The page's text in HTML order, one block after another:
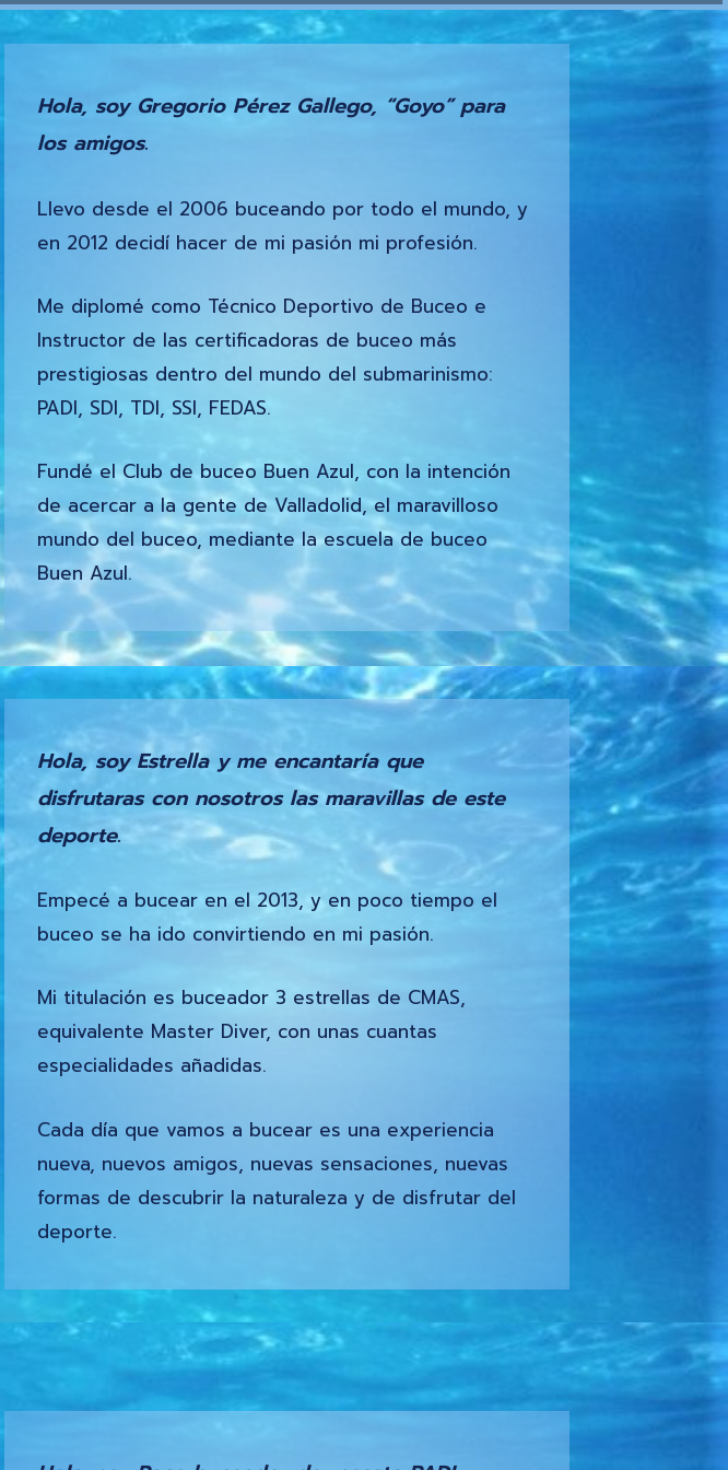
Hola, soy Gregorio Pérez Gallego, “Goyo” para
los amigos.
Llevo desde el 2006 buceando por todo el mundo, y
en 2012 decidí hacer de mi pasión mi profesión.
Me diplomé como Técnico Deportivo de Buceo e
Instructor de las certificadoras de buceo más
prestigiosas dentro del mundo del submarinismo:
PADI, SDI, TDI, SSI, FEDAS.
Fundé el Club de buceo Buen Azul, con la intención
de acercar a la gente de Valladolid, el maravilloso
mundo del buceo, mediante la escuela de buceo
Buen Azul.
Hola, soy Estrella y me encantaría que
disfrutaras con nosotros las maravillas de este
deporte.
Empecé a bucear en el 2013, y en poco tiempo el
buceo se ha ido convirtiendo en mi pasión.
Mi titulación es buceador 3 estrellas de CMAS,
equivalente Master Diver, con unas cuantas
especialidades añadidas.
Cada día que vamos a bucear es una experiencia
nueva, nuevos amigos, nuevas sensaciones, nuevas
formas de descubrir la naturaleza y de disfrutar del
deporte.